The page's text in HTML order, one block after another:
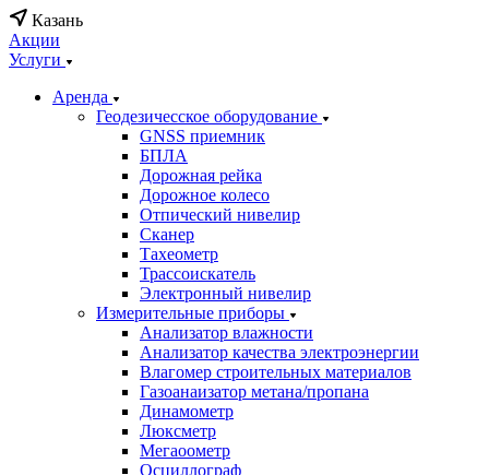
Казань
Акции
Услуги
Аренда
Геодезичесское оборудование
GNSS приемник
БПЛА
Дорожная рейка
Дорожное колесо
Отпический нивелир
Сканер
Тахеометр
Трассоискатель
Электронный нивелир
Измерительные приборы
Анализатор влажности
Анализатор качества электроэнергии
Влагомер строительных материалов
Газоанаизатор метана/пропана
Динамометр
Люксметр
Мегаоометр
Осциллограф